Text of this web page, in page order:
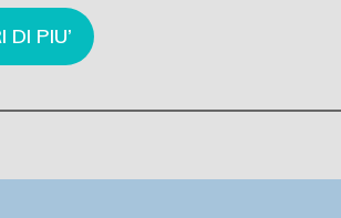
DI PIU’